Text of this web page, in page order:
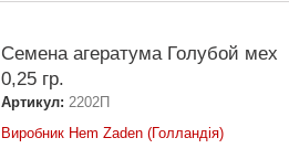
Семена агератума Голубой мех
0,25 гр.
Артикул: 2202П
Виробник Hem Zaden (Голландія)